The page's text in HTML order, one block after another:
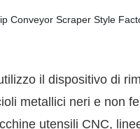
il dispositivo di
metallici neri e non
utensili CNC,